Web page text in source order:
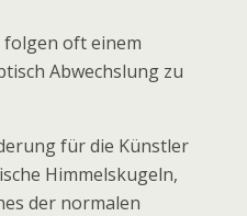
folgen oft einem
Abwechslung zu
für die Künstler
Himmelskugeln,
der normalen